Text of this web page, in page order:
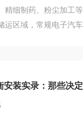
精细制药、粉尘加工
运区域，常规电子汽
独立防爆称重系统，
危险等级厂区的计量
称重传感器、防爆显示
安装实录：那些决